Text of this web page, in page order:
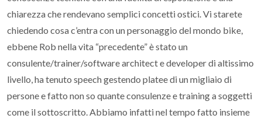
chiarezza che rendevano semplici concetti ostici. Vi starete
chiedendo cosa c’entra con un personaggio del mondo bike,
ebbene Rob nella vita “precedente” è stato un
consulente/trainer/software architect e developer di altissimo
livello, ha tenuto speech gestendo platee di un migliaio di
persone e fatto non so quante consulenze e training a soggetti
come il sottoscritto. Abbiamo infatti nel tempo fatto insieme